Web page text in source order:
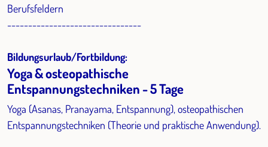
Berufsfeldern
--------------------------------
Bildungsurlaub/Fortbildung:
Yoga & osteopathische
Entspannungstechniken - 5 Tage
Yoga (Asanas, Pranayama, Entspannung), osteopathischen
Entspannungstechniken (Theorie und praktische Anwendung).